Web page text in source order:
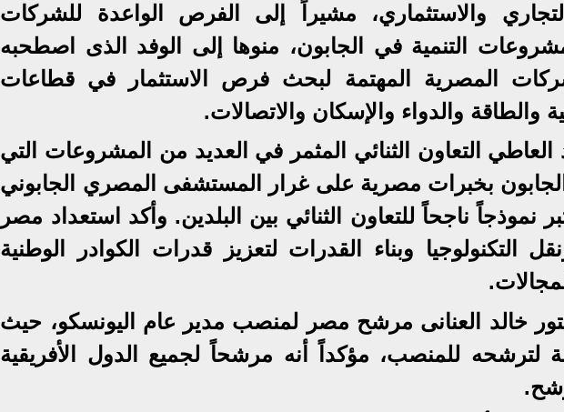
والاستثماري، مشيراً إلى الفرص الواعدة للشركات
التنمية في الجابون، منوها إلى الوفد الذى اصطحبه
المصرية المهتمة لبحث فرص الاستثمار في قطاعات
والطاقة والدواء والإسكان والاتصالات.
التعاون الثنائي المثمر في العديد من المشروعات التي
الجابون بخبرات مصرية على غرار المستشفى المصري الجابوني
نموذجاً ناجحاً للتعاون الثنائي بين البلدين. وأكد استعداد مصر
التكنولوجيا وبناء القدرات لتعزيز قدرات الكوادر الوطنية
خالد العنانى مرشح مصر لمنصب مدير عام اليونسكو، حيث
لترشحه للمنصب، مؤكداً أنه مرشحاً لجميع الدول الأفريقية